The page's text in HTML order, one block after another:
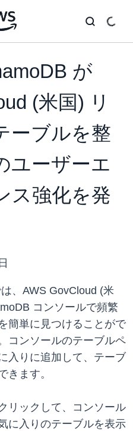
が
(米国) リ
ーブルを整
ユーザーエ
ス強化を発
、AWS GovCloud (米
コンソールで頻繁
簡単に見つけることがで
コンソールのテーブルペ
入りに追加して、テーブ
きます。
リックして、コンソール
に入りのテーブルを表示